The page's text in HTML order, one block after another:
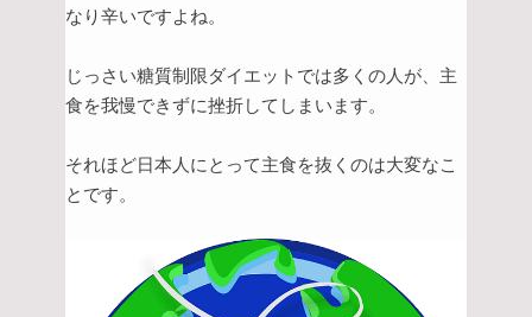
なり辛いですよね。
じっさい糖質制限ダイエットでは多くの人が、主
食を我慢できずに挫折してしまいます。
それほど日本人にとって主食を抜くのは大変なこ
とです。